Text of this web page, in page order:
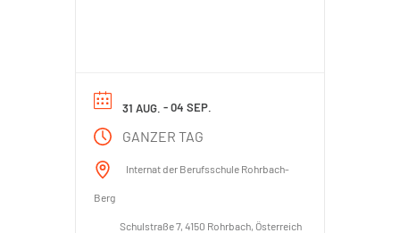
31 AUG. - 04 SEP.
GANZER TAG
Internat der Berufsschule Rohrbach-
Berg
Schulstraße 7, 4150 Rohrbach, Österreich